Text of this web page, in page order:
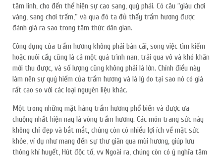
tâm linh, cho đến thể hiện sự cao sang, quý phái. Có câu “giàu chơi
vàng, sang chơi trầm,” và qua đó ta đủ thấy trầm hương được
đánh giá ra sao trong tâm thức dân gian.
Công dụng của trầm hương không phải bàn cãi, song việc tìm kiếm
hoặc nuôi cấy cũng là cả một quá trình nan, trải qua vô và khó khăn
mới thu được, và số lượng cũng không phải là lớn. Chính điều này
làm nên sự quý hiếm của trầm hương và là lý do tại sao nó có giá
rất cao so với các loại nguyên liệu khác.
Một trong những mặt hàng trầm hương phổ biến và được ưa
chuộng nhất hiện nay là vòng trầm hương. Các món trang sức này
không chỉ đẹp và bắt mắt, chúng còn có nhiều lợi ích về mặt sức
khỏe, ví dụ như mang đến sự thư giãn qua mùi hương, giúp lưu
thông khí huyết, Hút độc tố, vv Ngoài ra, chúng còn có ý nghĩa tâm